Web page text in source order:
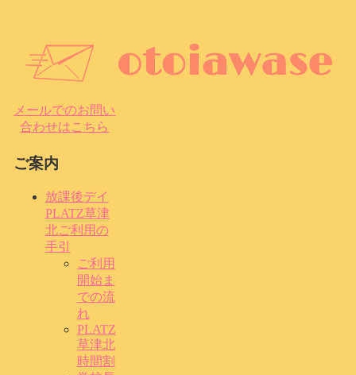
メールでのお問い
合わせはこちら
ご案内
放課後デイ
PLATZ草津
北ご利用の
手引
ご利用
開始ま
での流
れ
PLATZ
草津北
時間割